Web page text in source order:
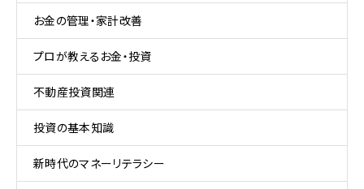
お金の管理・家計改善
プロが教えるお金・投資
不動産投資関連
投資の基本知識
新時代のマネーリテラシー